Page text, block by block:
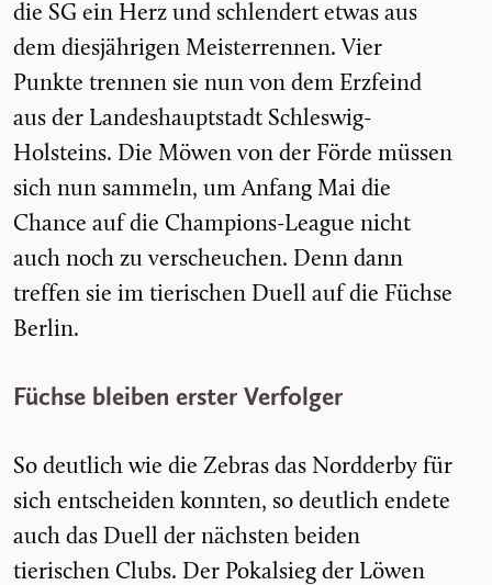
die SG ein Herz und schlendert etwas aus
dem diesjährigen Meisterrennen. Vier
Punkte trennen sie nun von dem Erzfeind
aus der Landeshauptstadt Schleswig-
Holsteins. Die Möwen von der Förde müssen
sich nun sammeln, um Anfang Mai die
Chance auf die Champions-League nicht
auch noch zu verscheuchen. Denn dann
treffen sie im tierischen Duell auf die Füchse
Berlin.
Füchse bleiben erster Verfolger
So deutlich wie die Zebras das Nordderby für
sich entscheiden konnten, so deutlich endete
auch das Duell der nächsten beiden
tierischen Clubs. Der Pokalsieg der Löwen